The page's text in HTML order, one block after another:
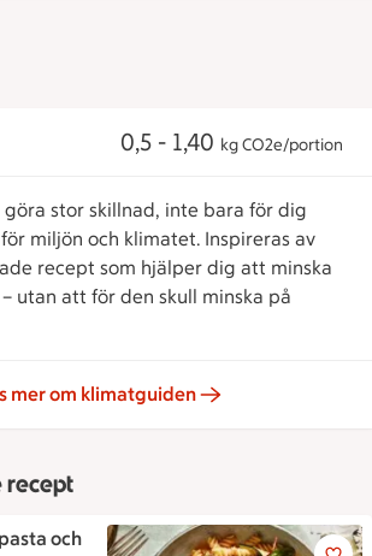
0,5 - 1,40 kg CO2e/portion
göra stor skillnad, inte bara för dig
miljön och klimatet. Inspireras av
recept som hjälper dig att minska
utan att för den skull minska på
mer om klimatguiden
recept
och Salsiccia med bönpasta och